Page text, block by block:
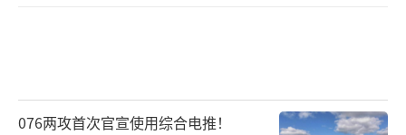
076两攻首次官宣使用综合电推！